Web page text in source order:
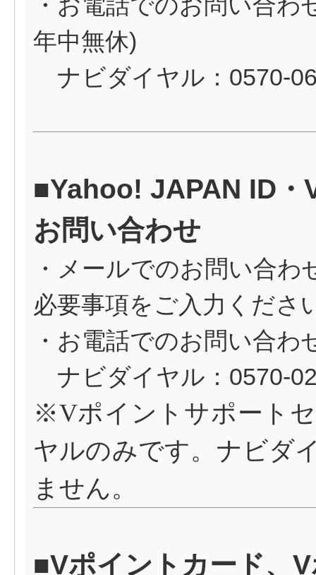
年中無休)
ナビダイヤル：0570-
■Yahoo! JAPAN ID・
お問い合わせ
・メールでのお問い合わ
必要事項をご入力くださ
・お電話でのお問い合わ
ナビダイヤル：0570-
※Vポイントサポート
ヤルのみです。ナビダ
ません。
■Vポイントカード、